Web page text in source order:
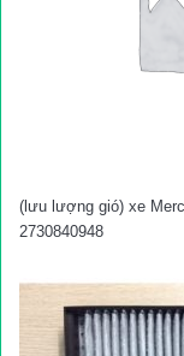
(lưu lượng gió) xe
2730840948